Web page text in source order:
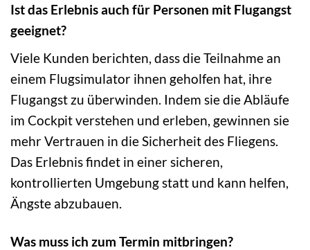
Ist das Erlebnis auch für Personen mit Flugangst
geeignet?
Viele Kunden berichten, dass die Teilnahme an
einem Flugsimulator ihnen geholfen hat, ihre
Flugangst zu überwinden. Indem sie die Abläufe
im Cockpit verstehen und erleben, gewinnen sie
mehr Vertrauen in die Sicherheit des Fliegens.
Das Erlebnis findet in einer sicheren,
kontrollierten Umgebung statt und kann helfen,
Ängste abzubauen.
Was muss ich zum Termin mitbringen?